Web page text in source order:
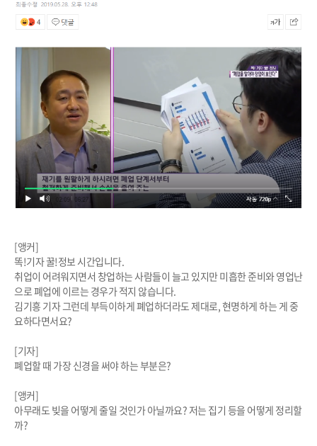
[앵커]
똑!기자 꿀!정보 시간입니다.
취업이 어려워지면서 창업하는 사람들이 늘고 있지만 미흡한 준비와 영업난
으로 폐업에 이르는 경우가 적지 않습니다.
김기흥 기자 그런데 부득이하게 폐업하더라도 제대로, 현명하게 하는 게 중
요하다면서요?
[기자]
폐업할 때 가장 신경을 써야 하는 부분은?
[앵커]
아무래도 빚을 어떻게 줄일 것인가 아닐까요? 저는 집기 등을 어떻게 정리할
까?